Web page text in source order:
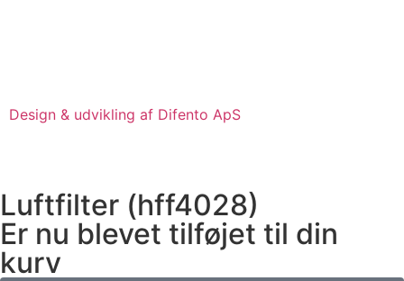
Design & udvikling af Difento ApS
Luftfilter (hff4028)
Er nu blevet tilføjet til din
kurv